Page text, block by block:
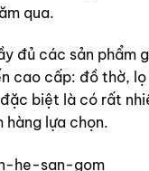
qua.
đủ các sản phẩm
cao cấp: đồ thờ, lọ
biệt là có rất
hàng lựa chọn.